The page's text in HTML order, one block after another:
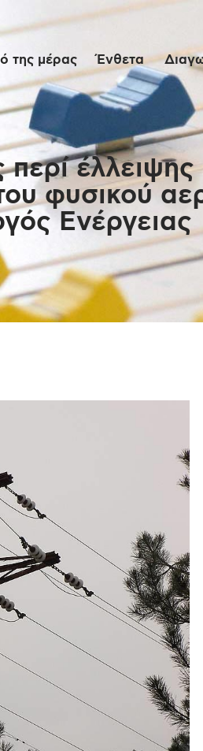
της μέρας Ένθετα
φυσικού
Ενέργειας
της
Live